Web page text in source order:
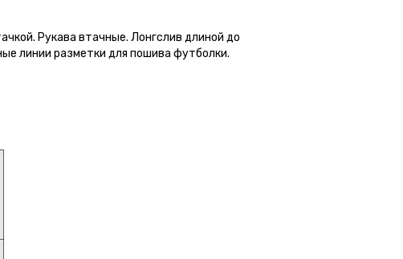
Рукава втачные. Лонгслив длиной до
линии разметки для пошива футболки.